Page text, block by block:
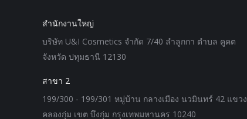
สำนักงานใหญ่
บริษัท U&I Cosmetics จำกัด 7/40 ลำลูกกา ตำบล คูคต
จังหวัด ปทุมธานี 12130
สาขา 2
199/300 - 199/301 หมู่บ้าน กลางเมือง นวมินทร์ 42 แขวง
คลองกุ่ม เขต บึงกุ่ม กรุงเทพมหานคร 10240